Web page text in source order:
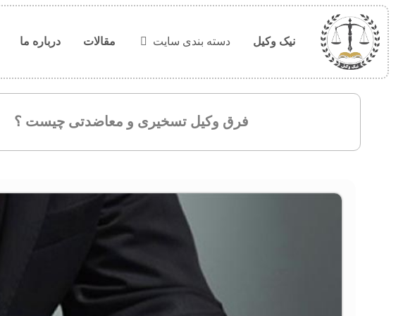
نیک وکیل دسته بندی سایت مقالات درباره ما
فرق وکیل تسخیری و معاضدتی چیست ؟